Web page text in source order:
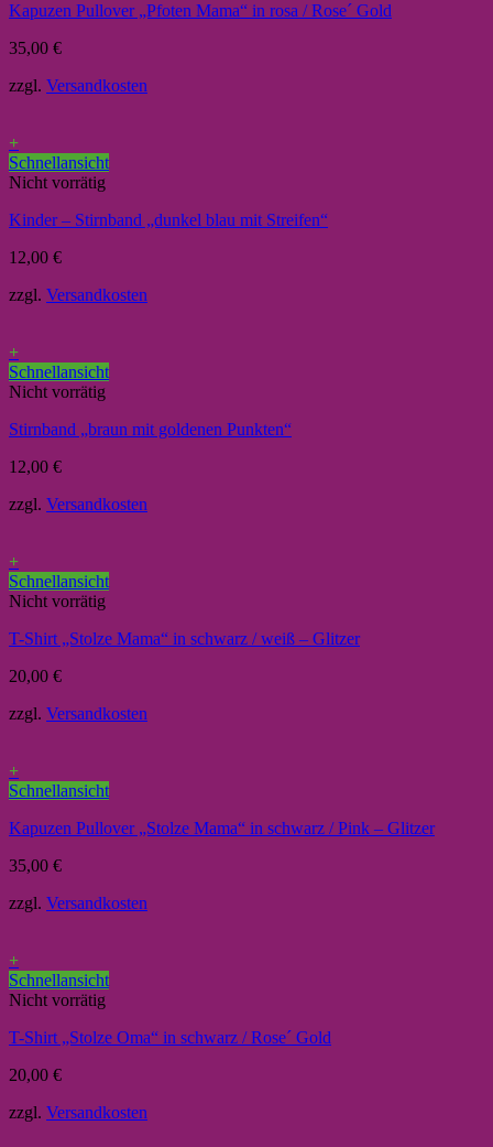
Kapuzen Pullover „Pfoten Mama“ in rosa / Rose´ Gold
35,00 €
zzgl. Versandkosten
+
Schnellansicht
Nicht vorrätig
Kinder – Stirnband „dunkel blau mit Streifen“
12,00 €
zzgl. Versandkosten
+
Schnellansicht
Nicht vorrätig
Stirnband „braun mit goldenen Punkten“
12,00 €
zzgl. Versandkosten
+
Schnellansicht
Nicht vorrätig
T-Shirt „Stolze Mama“ in schwarz / weiß – Glitzer
20,00 €
zzgl. Versandkosten
+
Schnellansicht
Kapuzen Pullover „Stolze Mama“ in schwarz / Pink – Glitzer
35,00 €
zzgl. Versandkosten
+
Schnellansicht
Nicht vorrätig
T-Shirt „Stolze Oma“ in schwarz / Rose´ Gold
20,00 €
zzgl. Versandkosten